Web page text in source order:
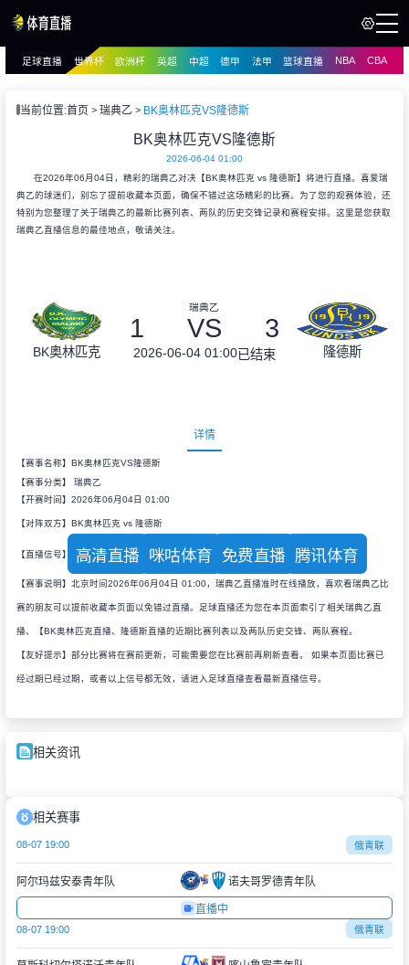
播
足球直播 世界杯 欧洲杯 英超 中超 德甲 法甲 篮球直播 NBA CBA
当前位置:首页 瑞典乙 BK奥林匹克VS隆德斯
BK奥林匹克VS隆德斯
2026-06-04 01:00
在2026年06月04日，精彩的瑞典乙对决【BK奥林匹克 vs 隆德斯】将进行直播。喜爱瑞
典乙的球迷们，别忘了提前收藏本页面，确保不错过这场精彩的比赛。为了您的观赛体验，还
特别为您整理了关于瑞典乙的最新比赛列表、两队的历史交锋记录和赛程安排。这里是您获取
瑞典乙直播信息的最佳地点，敬请关注。
BK奥林匹克
瑞典乙
1 VS 3
2026-06-04 01:00已结束 隆德斯
详情
【赛事名称】BK奥林匹克VS隆德斯
【赛事分类】 瑞典乙
【开赛时间】2026年06月04日 01:00
【对阵双方】BK奥林匹克 vs 隆德斯
【直播信号】 高清直播 咪咕体育 免费直播 腾讯体育
【赛事说明】北京时间2026年06月04日 01:00，瑞典乙直播准时在线播放，喜欢看瑞典乙比
赛的朋友可以提前收藏本页面以免错过直播。足球直播还为您在本页面索引了相关瑞典乙直
播、【BK奥林匹克直播、隆德斯直播的近期比赛列表以及两队历史交锋、两队赛程。
【友好提示】部分比赛将在赛前更新，可能需要您在比赛前再刷新查看。 如果本页面比赛已
经过期已经过期，或者以上信号都无效，请进入足球直播查看最新直播信号。
相关资讯
相关赛事
08-07 19:00 俄青联
阿尔玛兹安泰青年队 诺夫哥罗德青年队
直播中
08-07 19:00 俄青联